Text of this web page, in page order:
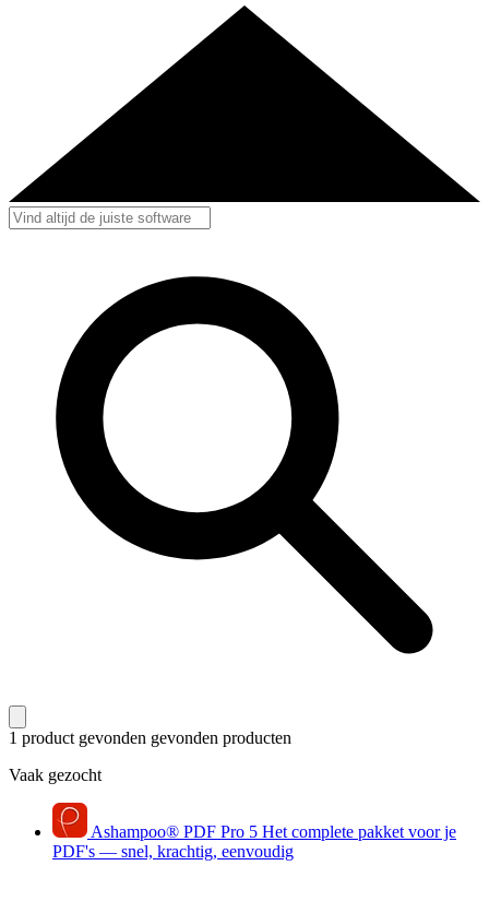
1 product gevonden gevonden producten
Vaak gezocht
Ashampoo® PDF Pro 5 Het complete pakket voor je
PDF's — snel, krachtig, eenvoudig